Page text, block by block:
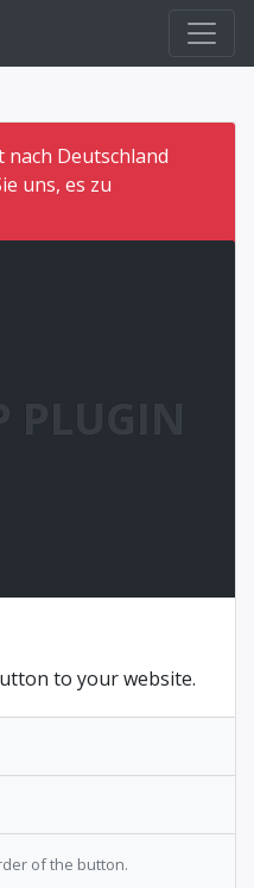
nach Deutschland
uns, es zu
PLUGIN
to your website.
of the button.